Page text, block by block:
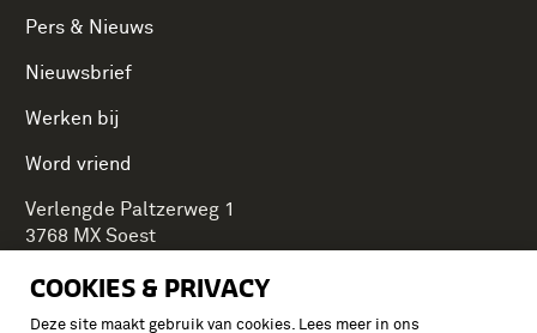
COOKIES & PRIVACY
Deze site maakt gebruik van cookies. Lees meer in ons
Pers & Nieuws
Nieuwsbrief
Werken bij
Word vriend
Verlengde Paltzerweg 1
3768 MX Soest